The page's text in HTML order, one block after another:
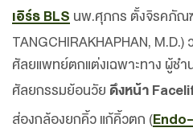
เอิร์ธ BLSนพ.ศุภกร ตั้งจิรคภัณ
TANGCHIRAKHAPHAN,
ศัลยแพทย์ตกแต่งเฉพาะทาง ผู้ช
ศัลยกรรมย้อนวัย ดึงหน้า
ส่องกล้องยกคิ้ว แก้คิ้วตก (